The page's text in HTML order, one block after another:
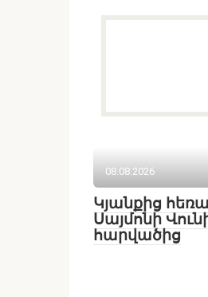
08.08.2026
Կյանքից
Սայմոնի
հարվածից